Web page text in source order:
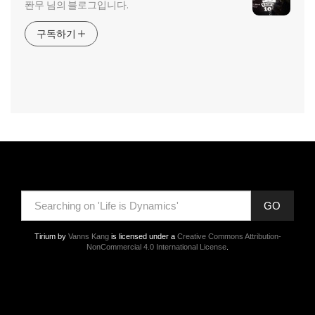
퐌무 님의 블로그입니다.
구독하기
GO
Tiriumby Vanns Kangis licensed under a Creative Commons Attribution-
NonCommercial 4.0 International License